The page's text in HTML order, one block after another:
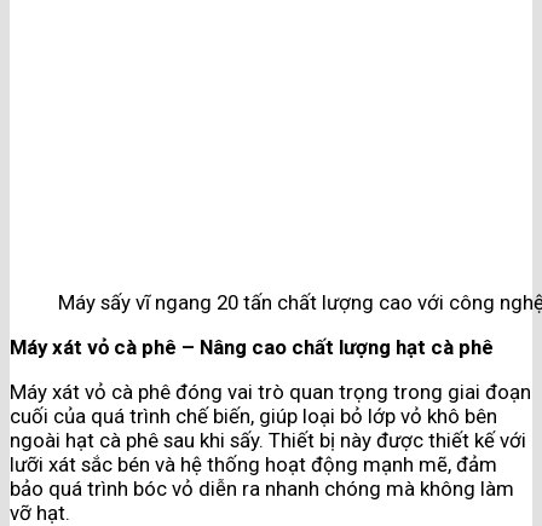
Máy sấy vĩ ngang 20 tấn chất lượng cao với công
Máy xát vỏ cà phê – Nâng cao chất lượng hạt cà phê
Máy xát vỏ cà phê đóng vai trò quan trọng trong giai đoạn
cuối của quá trình chế biến, giúp loại bỏ lớp vỏ khô bên
ngoài hạt cà phê sau khi sấy. Thiết bị này được thiết kế với
lưỡi xát sắc bén và hệ thống hoạt động mạnh mẽ, đảm
bảo quá trình bóc vỏ diễn ra nhanh chóng mà không làm
vỡ hạt​.